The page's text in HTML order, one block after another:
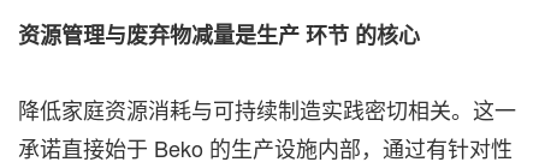
资源管理与废弃物减量是生产环节 的核心
降低家庭资源消耗与可持续制造实践密切相关。这一
承诺直接始于 Beko 的生产设施内部，通过有针对性